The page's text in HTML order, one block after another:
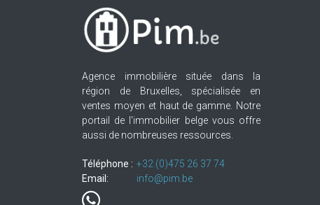
Agence immobilière située dans la
région de Bruxelles, spécialisée en
ventes moyen et haut de gamme. Notre
portail de l'immobilier belge vous offre
aussi de nombreuses ressources.
Téléphone : +32.(0)475 26 37 74
Email:
info@pim.be